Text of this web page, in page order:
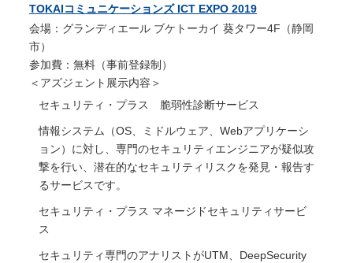
TOKAIコミュニケーションズ ICT EXPO 2019
会場：グランディエール ブケトーカイ 葵タワー4F（静岡
市）
参加費：無料（事前登録制）
＜アズジェント展示内容＞
セキュリティ・プラス 脆弱性診断サービス
情報システム（OS、ミドルウェア、Webアプリケーシ
ョン）に対し、専門のセキュリティエンジニアが疑似攻
撃を行い、潜在的なセキュリティリスクを発見・報告す
るサービスです。
セキュリティ・プラス マネージドセキュリティサービ
ス
セキュリティ専門のアナリストがUTM、DeepSecurity